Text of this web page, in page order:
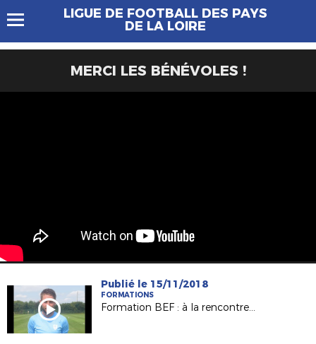
LIGUE DE FOOTBALL DES PAYS
DE LA LOIRE
MERCI LES BÉNÉVOLES !
Publié le 15/11/2018
FORMATIONS
Formation BEF : à la rencontre de Kévin BOUGON (Noyen/Sarthe)